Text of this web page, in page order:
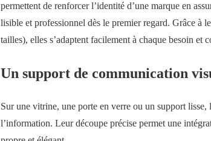
permettent de renforcer l’identité d’une marque en
lisible et professionnel dès le premier regard. Grâce à
tailles), elles s’adaptent facilement à chaque besoin et
Un support de communication
Sur une vitrine, une porte en verre ou un support lisse,
l’information. Leur découpe précise permet une